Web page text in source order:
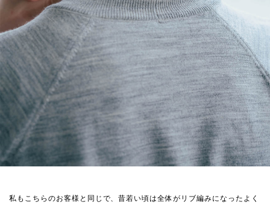
私もこちらのお客様と同じで、昔若い頃は全体がリブ編みになったよく